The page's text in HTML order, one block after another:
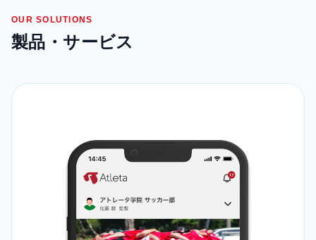
OUR SOLUTIONS
製品・サービス